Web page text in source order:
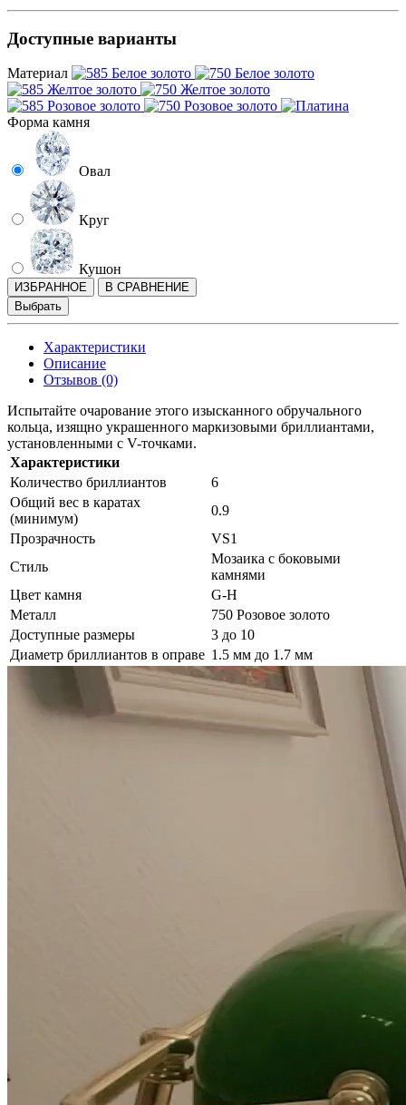
Доступные варианты
Материал
Форма камня
Овал
Круг
Кушон
ИЗБРАННОЕ
В СРАВНЕНИЕ
Выбрать
Характеристики
Описание
Отзывов (0)
Испытайте очарование этого изысканного обручального
кольца, изящно украшенного маркизовыми бриллиантами,
установленными с V-точками.
Характеристики
Количество бриллиантов
6
Общий вес в каратах
(минимум)
0.9
Прозрачность
VS1
Стиль
Мозаика с боковыми
камнями
Цвет камня
G-H
Металл
750 Розовое золото
Доступные размеры
3 до 10
Диаметр бриллиантов в оправе 1.5 мм до 1.7 мм